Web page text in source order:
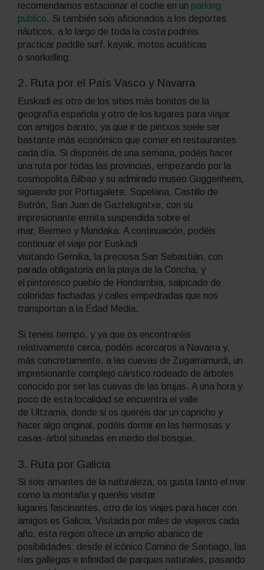
recomendamos estacionar el coche en un parking
público. Si también sois aficionados a los deportes
náuticos, a lo largo de toda la costa podréis
practicar paddle surf, kayak, motos acuáticas
o snorkelling.
2. Ruta por el País Vasco y Navarra
Euskadi es otro de los sitios más bonitos de la
geografía española y otro de los lugares para viajar
con amigos barato, ya que ir de pintxos suele ser
bastante más económico que comer en restaurantes
cada día. Si disponéis de una semana, podéis hacer
una ruta por todas las provincias, empezando por la
cosmopolita Bilbao y su admirado museo Guggenheim,
siguiendo por Portugalete, Sopelana, Castillo de
Butrón, San Juan de Gaztelugatxe, con su
impresionante ermita suspendida sobre el
mar, Bermeo y Mundaka. A continuación, podéis
continuar el viaje por Euskadi
visitando Gernika, la preciosa San Sebastián, con
parada obligatoria en la playa de la Concha, y
el pintoresco pueblo de Hondarribia, salpicado de
coloridas fachadas y calles empedradas que nos
transportan a la Edad Media.
Si tenéis tiempo, y ya que os encontraréis
relativamente cerca, podéis acercaros a Navarra y,
más concretamente, a las cuevas de Zugarramurdi, un
impresionante complejo cárstico rodeado de árboles
conocido por ser las cuevas de las brujas. A una hora y
poco de esta localidad se encuentra el valle
de Ultzama, donde si os queréis dar un capricho y
hacer algo original, podéis dormir en las hermosas y
casas-árbol situadas en medio del bosque.
3. Ruta por Galicia
Si sois amantes de la naturaleza, os gusta tanto el mar
como la montaña y queréis visitar
lugares fascinantes, otro de los viajes para hacer con
amigos es Galicia. Visitada por miles de viajeros cada
año, esta región ofrece un amplio abanico de
posibilidades: desde el icónico Camino de Santiago, las
rías gallegas e infinidad de parques naturales, pasando